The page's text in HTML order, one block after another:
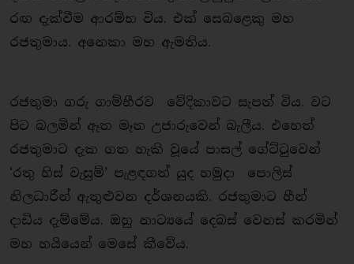
රඟ දැක්වීම ආරම්භ විය. එක් සෙබළෙකු මහ
රජතුමාය. අනෙකා මහ ඇමතිය.
රජතුමා ගරු ගාම්භීරව වේදිකාවට සැපත් විය. වට
පිට බලමින් ඈත මෑත උජාරුවෙන් බැලීය. එහෙත්
රජතුමාට දැක ගත හැකි වූයේ පාසල් ගේට්ටුවෙන්
‘රතු හිස් වැසුම්’ පැළඳගත් යුද හමුදා පොලිස්
නිලධාරීන් ඇතුළුවන දර්ශනයකි. රජතුමාට හීන්
දාඩිය දැම්මේය. ඔහු නාට්‍යයේ දෙබස් වෙනස් කරමින්
මහ හයියෙන් මෙසේ කීවේය.